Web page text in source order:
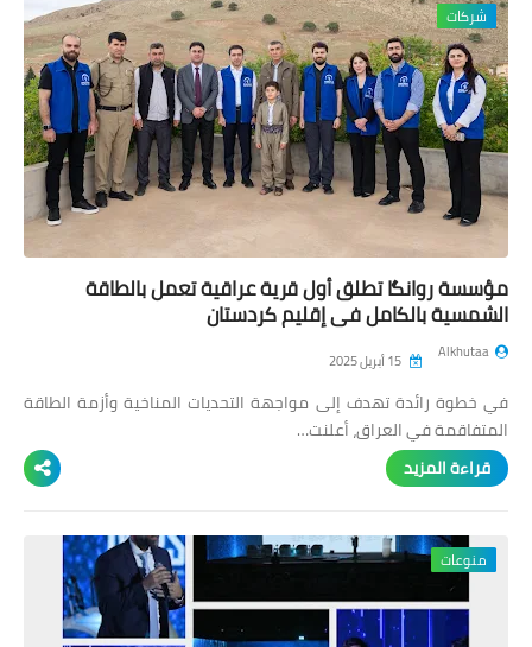
شركات
مؤسسة روانگا تطلق أول قرية عراقية تعمل بالطاقة
الشمسية بالكامل في إقليم كردستان
Alkhutaa
في خطوة رائدة تهدف إلى مواجهة التحديات المناخية وأزمة الطاقة
المتفاقمة في العراق، أعلنت…
قراءة المزيد
منوعات